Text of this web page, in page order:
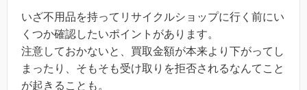
いざ不用品を持ってリサイクルショップに行く前にい
くつか確認したいポイントがあります。
注意しておかないと、買取金額が本来より下がってし
まったり、そもそも受け取りを拒否されるなんてこと
が起きることも。